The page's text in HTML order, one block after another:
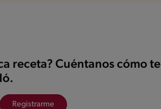
receta? Cuéntanos cómo te
Registrarme